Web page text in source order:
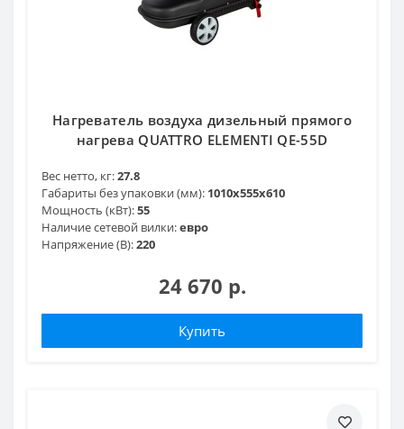
Нагреватель воздуха дизельный прямого
нагрева QUATTRO ELEMENTI QE-55D
Вес нетто, кг:27.8
Габариты без упаковки (мм): 1010х555х610
Мощность (кВт):55
Наличие сетевой вилки:евро
Напряжение (В):220
24 670 р.
Купить